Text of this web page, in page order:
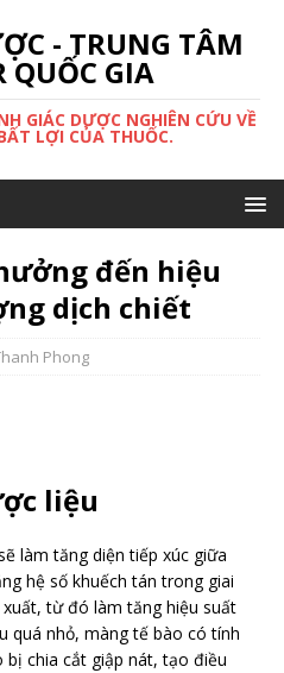
- TRUNG TÂM
QUỐC GIA
GIÁC DƯỢC NGHIÊN CỨU VỀ
LỢI CỦA THUỐC.
đến hiệu
dịch chiết
Phong
liệu
làm tăng diện tiếp xúc giữa
hệ số khuếch tán trong giai
từ đó làm tăng hiệu suất
quá nhỏ, màng tế bào có tính
chia cắt giập nát, tạo điều